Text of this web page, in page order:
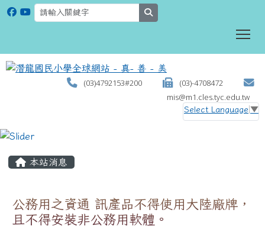
(03)4792153#200
(03)-4708472
mis@m1.cles.tyc.edu.tw
Select Language ▼
本站消息
公務用之資通 訊產品不得使用大陸廠牌，
且不得安裝非公務用軟體。